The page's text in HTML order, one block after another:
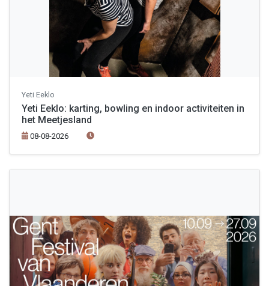
Yeti Eeklo
Yeti Eeklo: karting, bowling en indoor activiteiten in
het Meetjesland
08-08-2026